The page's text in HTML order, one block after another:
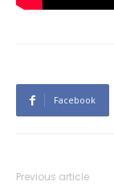
Facebook
Previous article